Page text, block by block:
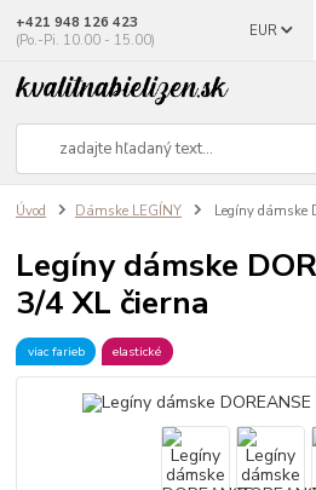
EUR
+421 948 126 423
(Po.-Pi. 10.00 - 15.00)
Úvod Dámske LEGÍNY Legíny dámske
Legíny dámske
3/4 XL čierna
viac farieb elastické